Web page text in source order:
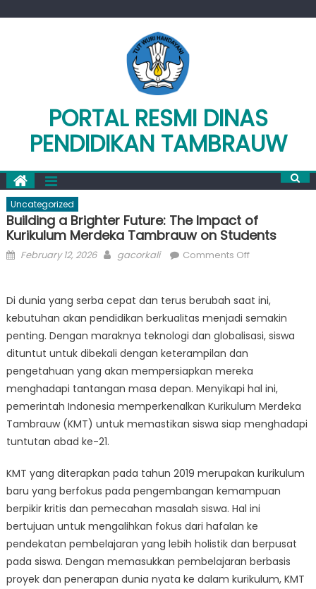
PORTAL RESMI DINAS
PENDIDIKAN TAMBRAUW
Uncategorized
Building a Brighter Future: The Impact of
Kurikulum Merdeka Tambrauw on Students
Posted
February 12, 2026 Author
gacorkali Comments Offon
Brighter
Future:
The
of
Kurikulum
Merdeka
on
Di dunia yang serba cepat dan terus berubah saat ini,
kebutuhan akan pendidikan berkualitas menjadi semakin
penting. Dengan maraknya teknologi dan globalisasi, siswa
dituntut untuk dibekali dengan keterampilan dan
pengetahuan yang akan mempersiapkan mereka
menghadapi tantangan masa depan. Menyikapi hal ini,
pemerintah Indonesia memperkenalkan Kurikulum Merdeka
Tambrauw (KMT) untuk memastikan siswa siap menghadapi
tuntutan abad ke-21.
KMT yang diterapkan pada tahun 2019 merupakan kurikulum
baru yang berfokus pada pengembangan kemampuan
berpikir kritis dan pemecahan masalah siswa. Hal ini
bertujuan untuk mengalihkan fokus dari hafalan ke
pendekatan pembelajaran yang lebih holistik dan berpusat
pada siswa. Dengan memasukkan pembelajaran berbasis
proyek dan penerapan dunia nyata ke dalam kurikulum, KMT